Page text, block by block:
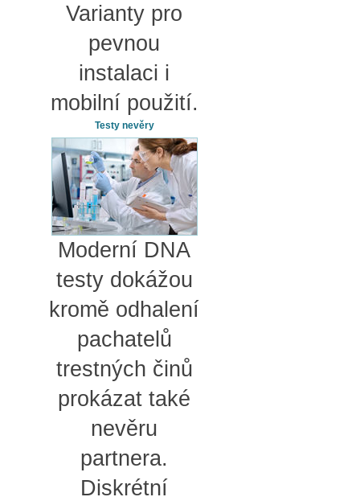
Varianty pro
pevnou
instalaci i
mobilní použití.
Testy nevěry
Moderní DNA
testy dokážou
kromě odhalení
pachatelů
trestných činů
prokázat také
nevěru
partnera.
Diskrétní